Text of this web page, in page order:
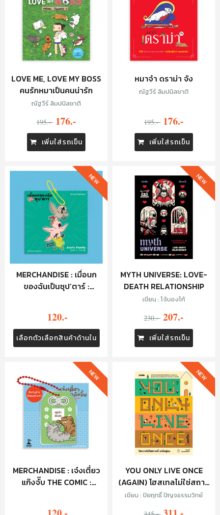
LOVE ME, LOVE MY BOSS
คนรักหมาเป็นคนน่ารัก
ณัฐวีร์ ลิมปนิลชาติ
195.- 176.-
เพิ่มใส่รถเข็น
หมาจ๋า ดราม่า จัง
ณัฐวีร์ ลิมปนิลชาติ
195.- 176.-
เพิ่มใส่รถเข็น
MERCHANDISE : เมื่อนก
ของฉันเป็นซุป’ตาร์ :
120.-
เลือกตัวเลือกสินค้าด้านใน
NEW
MYTH UNIVERSE: LOVE-
DEATH RELATIONSHIP
เขียน : โจ้บองโก้
230.- 207.-
เพิ่มใส่รถเข็น
NEW
MERCHANDISE : เจ๋งเตี๋ยว
แก๊งจั๊บ THE COMIC :
NEW
YOU ONLY LIVE ONCE
(AGAIN) โฮสเทลไม่ใช่สถาน
ที่ แต่คือผู้คน
เขียน : ปิยฤทธิ์ ปัญจธรรมวิทย์
NEW